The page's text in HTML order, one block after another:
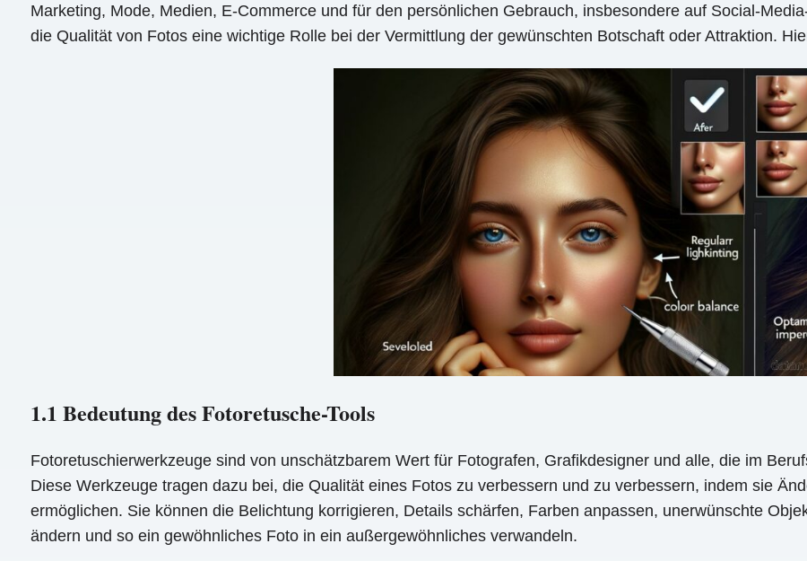
Marketing, Mode, Medien, E-Commerce und für den persönlichen Gebrauch, insbesondere auf Social-
die Qualität von Fotos eine wichtige Rolle bei der Vermittlung der gewünschten Botschaft oder Attraktion.
1.1 Bedeutung des Fotoretusche-Tools
Fotoretuschierwerkzeuge sind von unschätzbarem Wert für Fotografen, Grafikdesigner und alle, die im
Diese Werkzeuge tragen dazu bei, die Qualität eines Fotos zu verbessern und zu verbessern, indem sie
ermöglichen. Sie können die Belichtung korrigieren, Details schärfen, Farben anpassen, unerwünschte
ändern und so ein gewöhnliches Foto in ein außergewöhnliches verwandeln.